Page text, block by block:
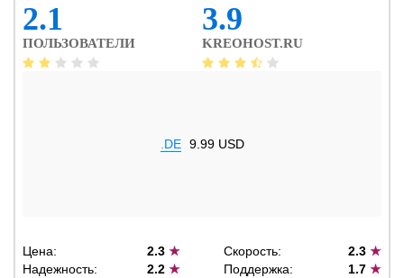
2.1
ПОЛЬЗОВАТЕЛИ
3.9
KREOHOST.RU
.DE 9.99 USD
Цена: 2.3★ Скорость: 2.3 ★
Надежность:
2.2★ Поддержка: 1.7 ★